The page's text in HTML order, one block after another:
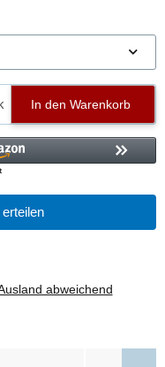
In den Warenkorb
abweichend